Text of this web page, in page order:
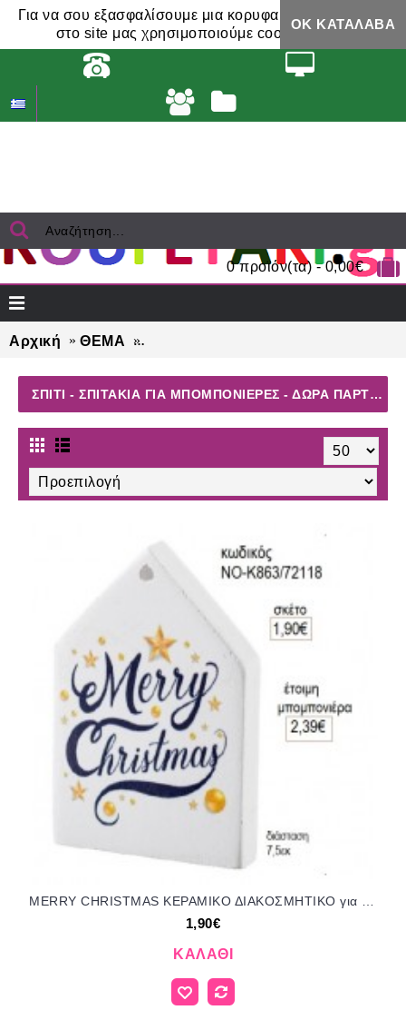
Για να σου εξασφαλίσουμε μια κορυφαία εμπειρία,
στο site μας χρησιμοποιούμε cookies.
ΟΚ ΚΑΤΆΛΑΒΑ
0 προϊόν(τα) - 0,00€
Αρχική ΘΕΜΑ
ΣΠΙΤΙ - ΣΠΙΤΑΚΙΑ ΓΙΑ ΜΠΟΜΠΟΝΙΈΡΕΣ - ΔΏΡΑ ΠΆΡΤΥ - ΕΟΡΤΏΝ - ΓΈΝΝΗΣΗΣ - ΓΟΎΡΙΑ - ΦΤΙΆΞΤΟ ΜΌΝΟΣ ΣΟΥ
1,90€
ΚΑΛΆΘΙ